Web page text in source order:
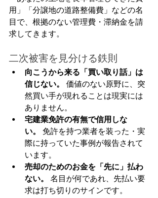
用」「分譲地の道路整備費」などの名
目で、根拠のない管理費・滞納金を請
求してきます。
二次被害を見分ける鉄則
向こうから来る「買い取り話」は
信じない。
価値のない原野に、突
然買い手が現れることは現実には
ありません。
宅建業免許の有無で信用しな
い。
免許を持つ業者を装った・実
際に持っていた事例が報告されて
います。
売却のためのお金を「先に」払わ
ない。
名目が何であれ、先払い要
求は打ち切りのサインです。